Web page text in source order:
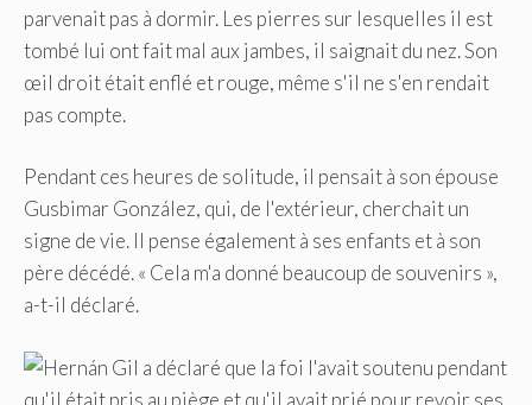
parvenait pas à dormir. Les pierres sur lesquelles il est
tombé lui ont fait mal aux jambes, il saignait du nez. Son
œil droit était enflé et rouge, même s'il ne s'en rendait
pas compte.
Pendant ces heures de solitude, il pensait à son épouse
Gusbimar González, qui, de l'extérieur, cherchait un
signe de vie. Il pense également à ses enfants et à son
père décédé. « Cela m'a donné beaucoup de souvenirs »,
a-t-il déclaré.